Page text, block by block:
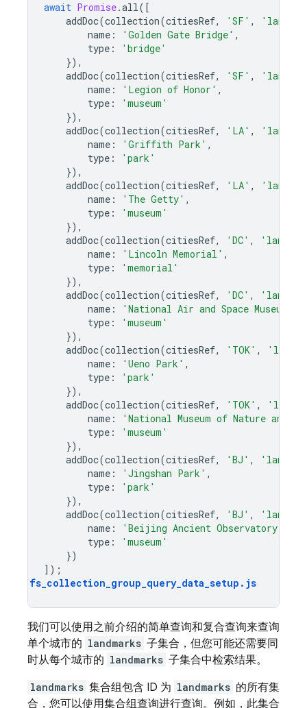
await Promise.all([
addDoc(collection(citiesRef, 'SF' ,
name : 'Golden Gate Bridge' ,
type :
'bridge'
}),
addDoc(collection(citiesRef, 'SF' ,
name : 'Legion of Honor' ,
type :
'museum'
}),
addDoc(collection(citiesRef, 'LA' ,
name : 'Griffith Park' ,
type :
'park'
}),
addDoc(collection(citiesRef, 'LA' ,
name : 'The Getty' ,
type :
'museum'
}),
addDoc(collection(citiesRef, 'DC' ,
name : 'Lincoln Memorial' ,
type :
'memorial'
}),
addDoc(collection(citiesRef, 'DC' ,
name : 'National Air and Space Museum'
type :
'museum'
}),
addDoc(collection(citiesRef, 'TOK' ,
name : 'Ueno Park' ,
type :
'park'
}),
addDoc(collection(citiesRef, 'TOK' ,
name :
'National Museum of Nature and
type :
'museum'
}),
addDoc(collection(citiesRef, 'BJ' ,
name : 'Jingshan Park' ,
type :
'park'
}),
addDoc(collection(citiesRef, 'BJ' ,
name : 'Beijing Ancient Observatory'
type :
'museum'
})
]);
fs_collection_group_query_data_setup . js
我们可以使用之前介绍的简单查询和复合查询来查询
单个城市的 landmarks 子集合，但您可能还需要同
时从每个城市的 landmarks 子集合中检索结果。
landmarks 集合组包含 ID 为 landmarks 的所有集
合，您可以使用集合组查询进行查询。例如，此集合